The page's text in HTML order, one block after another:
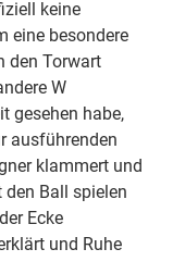
keine
eine besondere
den Torwart
W
gesehen habe,
ausführenden
klammert und
den Ball spielen
Ecke
und Ruhe